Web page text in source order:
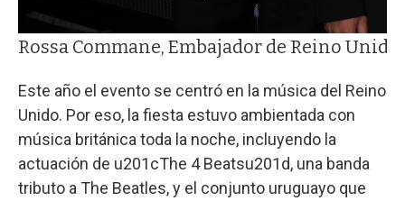
Rossa Commane, Embajador de Reino
Este año el evento se centró en la música del Reino
Unido. Por eso, la fiesta estuvo ambientada con
música británica toda la noche, incluyendo la
actuación de u201cThe 4 Beatsu201d, una banda
tributo a The Beatles, y el conjunto uruguayo que